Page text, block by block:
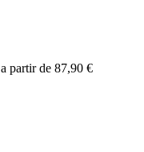
a partir de 87,90 €